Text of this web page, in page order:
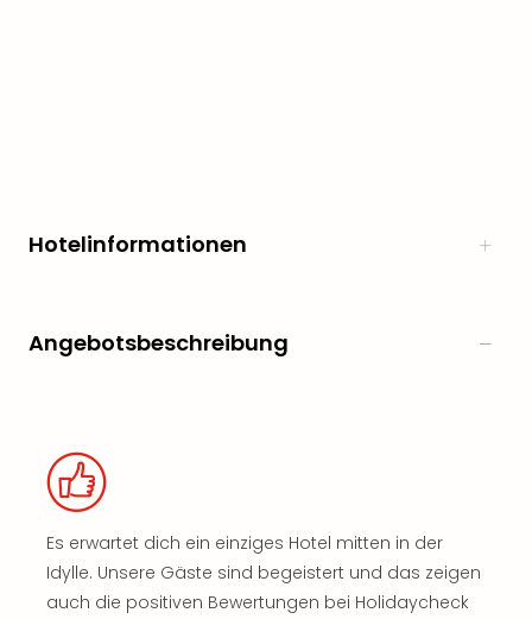
Hotelinformationen
Angebotsbeschreibung
Es erwartet dich ein einziges Hotel mitten in der
Idylle. Unsere Gäste sind begeistert und das zeigen
auch die positiven Bewertungen bei Holidaycheck